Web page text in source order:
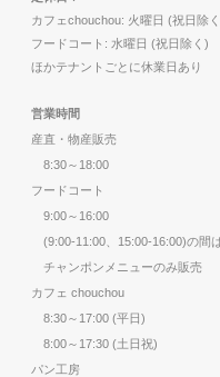
カフェchouchou: 火曜日 (祝日除
フードコート: 水曜日 (祝日除く)
ほかテナントごとに休業日あり
営業時間
産直・物産販売
8:30～18:00
フードコート
9:00～16:00
(9:00-11:00、15:00-16:00)の間は
チャンポンメニューのみ販売
カフェ chouchou
8:30～17:00 (平日)
8:00～17:30 (土日祝)
パン工房